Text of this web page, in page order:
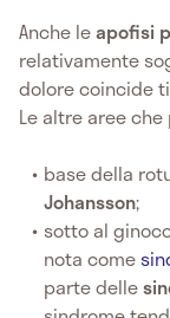
Anche leapofisi
relativamente
dolore coincide
Le altre aree
base della
Johansson;
sotto al
nota come
parte delle